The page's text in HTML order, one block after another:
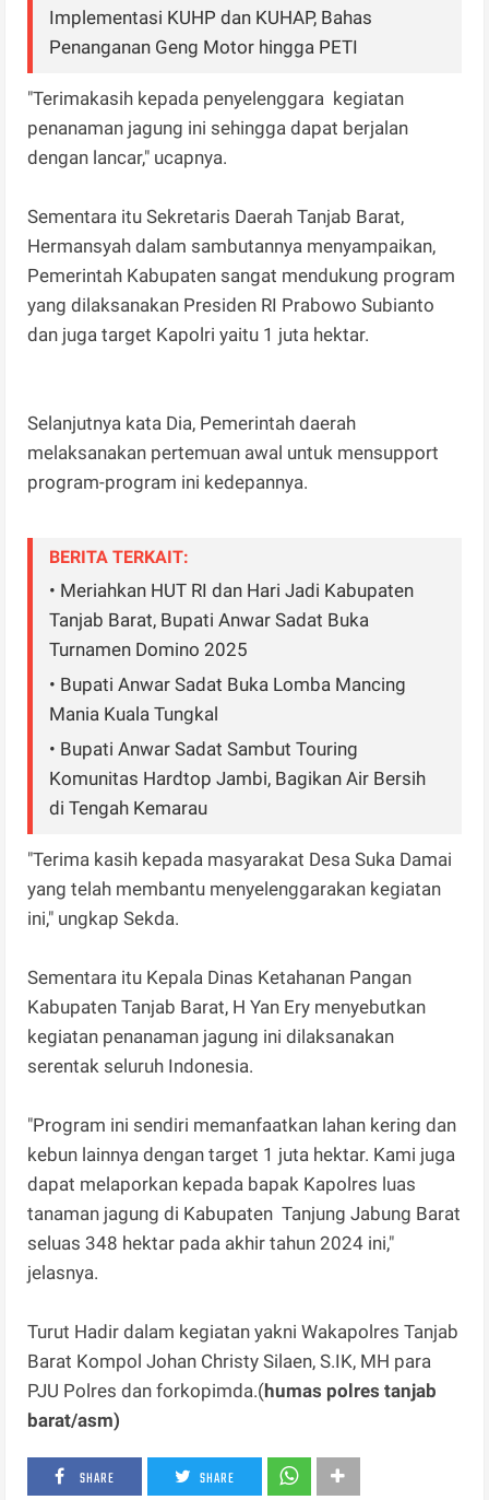
Implementasi KUHP dan KUHAP, Bahas
Penanganan Geng Motor hingga PETI
"Terimakasih kepada penyelenggara kegiatan
penanaman jagung ini sehingga dapat berjalan
dengan lancar," ucapnya.
Sementara itu Sekretaris Daerah Tanjab Barat,
Hermansyah dalam sambutannya menyampaikan,
Pemerintah Kabupaten sangat mendukung program
yang dilaksanakan Presiden RI Prabowo Subianto
dan juga target Kapolri yaitu 1 juta hektar.
Selanjutnya kata Dia, Pemerintah daerah
melaksanakan pertemuan awal untuk mensupport
program-program ini kedepannya.
BERITA TERKAIT:
• Meriahkan HUT RI dan Hari Jadi Kabupaten
Tanjab Barat, Bupati Anwar Sadat Buka
Turnamen Domino 2025
• Bupati Anwar Sadat Buka Lomba Mancing
Mania Kuala Tungkal
• Bupati Anwar Sadat Sambut Touring
Komunitas Hardtop Jambi, Bagikan Air Bersih
di Tengah Kemarau
"Terima kasih kepada masyarakat Desa Suka Damai
yang telah membantu menyelenggarakan kegiatan
ini," ungkap Sekda.
Sementara itu Kepala Dinas Ketahanan Pangan
Kabupaten Tanjab Barat, H Yan Ery menyebutkan
kegiatan penanaman jagung ini dilaksanakan
serentak seluruh Indonesia.
"Program ini sendiri memanfaatkan lahan kering dan
kebun lainnya dengan target 1 juta hektar. Kami juga
dapat melaporkan kepada bapak Kapolres luas
tanaman jagung di Kabupaten Tanjung Jabung Barat
seluas 348 hektar pada akhir tahun 2024 ini,"
jelasnya.
Turut Hadir dalam kegiatan yakni Wakapolres Tanjab
Barat Kompol Johan Christy Silaen, S.IK, MH para
PJU Polres dan forkopimda.(humas polres tanjab
barat/asm)
SHARE SHARE